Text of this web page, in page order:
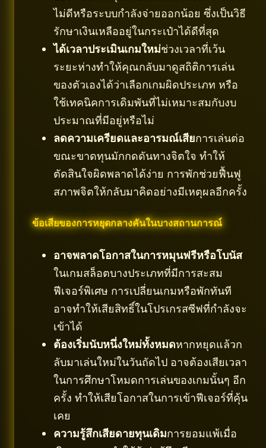
ไม่ดีหรือระบบกำลังจ่ายออกน้อย ซึ่งเป็นวิธี
รักษาเงินเหลืออยู่ในกระเป๋าได้ดีที่สุด
ได้เวลาประเมินเกมใหม่ช่วงเวลาที่เว้น
ระยะห่างทำให้คุณกลับมาดูสถิติการเล่น
ของตัวเองได้ว่าเลือกเกมผิดประเภท หรือ
ใช้เทคนิคการเดิมพันที่ไม่เหมาะสมกับงบ
ประมาณที่มีอยู่หรือไม่
ลดความเครียดและอารมณ์เสียการเล่นต่อ
ขณะขาดทุนมักกดดันทางจิตใจ ทำให้
ตัดสินใจผิดพลาดได้ง่าย การพักช่วยฟื้นฟู
สภาพจิตให้กลับมาคิดอย่างมีเหตุผลอีกครั้ง
ข้อเสียของการหยุดกลางคันในบางสถานการณ์
อาจพลาดโอกาสในการหมุนฟรีหรือโบนัส
ในเกมสล็อตบางประเภทที่มีการสะสม
ฟีเจอร์พิเศษ การเปลี่ยนเกมหรือพักทันที
อาจทำให้เสียสิทธิ์ในโปรเกรสซีฟที่กำลังจะ
เข้าได้
ต้องเริ่มนับหนึ่งใหม่ทั้งหมดหากหยุดแล้วก
ลับมาเล่นใหม่ในวันถัดไป อาจต้องเสียเวลา
ในการศึกษาโหมดการเล่นของเกมนั้นๆ อีก
ครั้ง ทำให้เสียโอกาสในการเข้าฟีเจอร์ที่คุ้น
เคย
ความรู้สึกเสียดายทุนเดิมการยอมแพ้เมื่อ